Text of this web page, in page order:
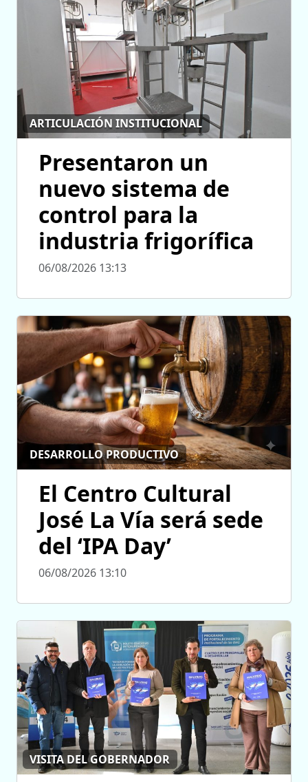
ARTICULACIÓN INSTITUCIONAL
Presentaron un
nuevo sistema de
control para la
industria frigorífica
06/08/2026 13:13
DESARROLLO PRODUCTIVO
El Centro Cultural
José La Vía será sede
del ‘IPA Day’
06/08/2026 13:10
VISITA DEL GOBERNADOR